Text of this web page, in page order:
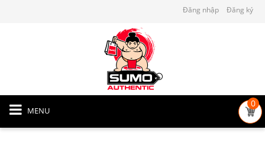
Đăng nhập Đăng ký
MENU
0